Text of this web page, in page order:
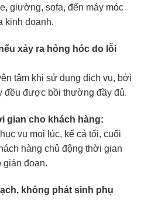
giường, sofa, đến máy móc
kinh doanh.
xảy ra hỏng hóc do lỗi
tâm khi sử dụng dịch vụ, bởi
đều được bồi thường đầy đủ.
gian cho khách hàng:
vụ mọi lúc, kể cả tối, cuối
hàng chủ động thời gian
gián đoạn.
không phát sinh phụ